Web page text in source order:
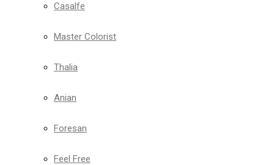
Casalfe
Master Colorist
Thalia
Anian
Foresan
Feel Free